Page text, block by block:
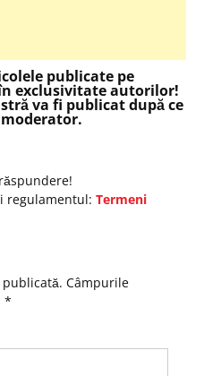
publicate pe
în exclusivitate autorilor!
va fi publicat după ce
regulamentul: Termeni
Câmpurile
*